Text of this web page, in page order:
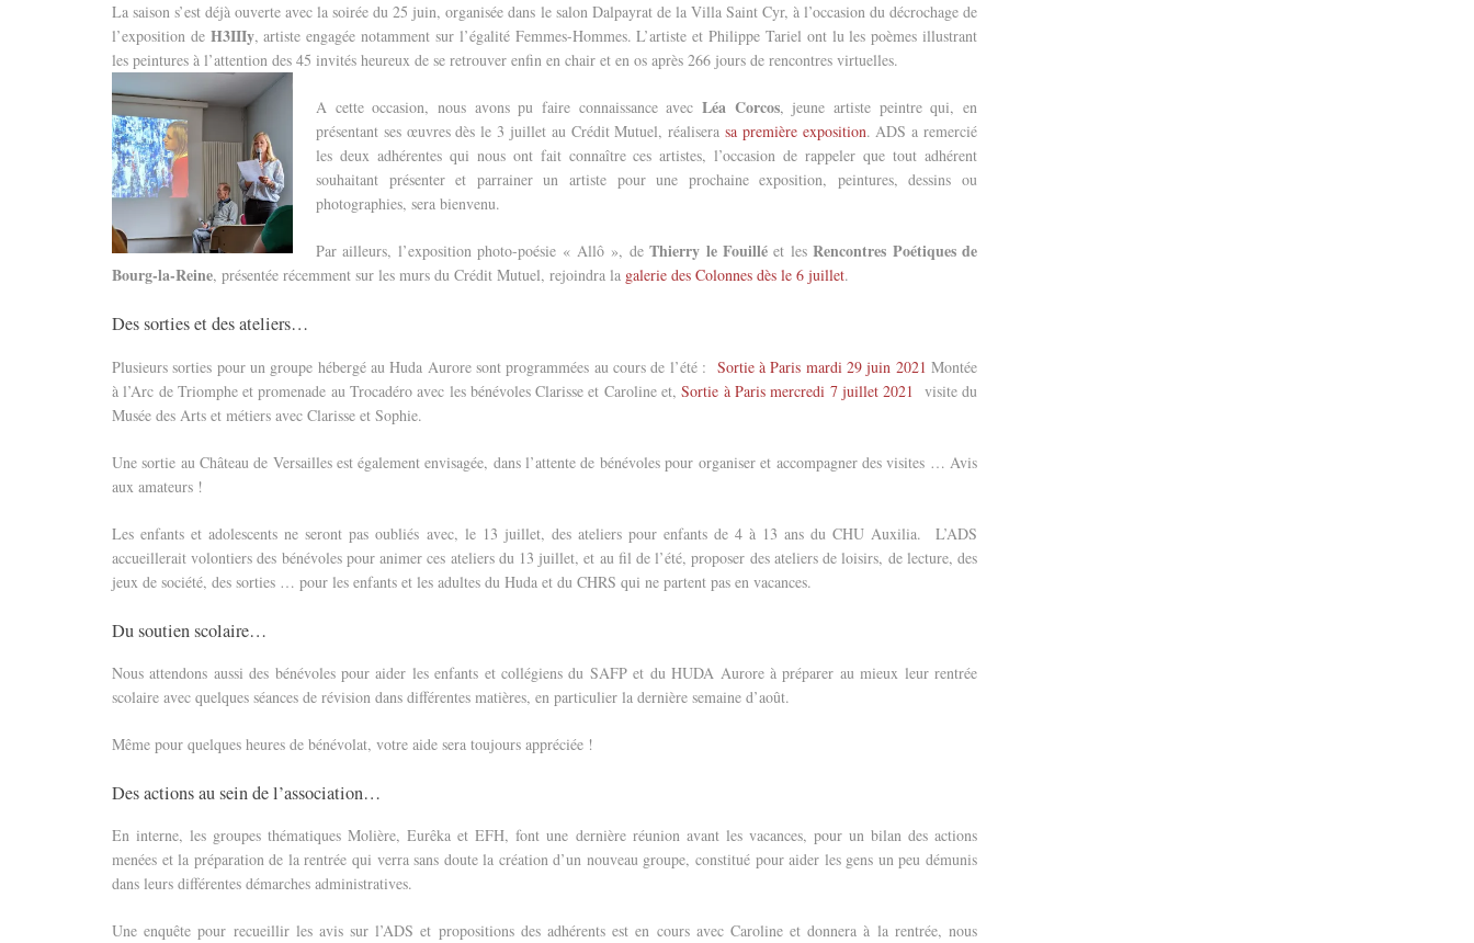
La saison s’est déjà ouverte avec la soirée du 25 juin, organisée dans le salon Dalpayrat de la Villa Saint Cyr, à l’occasion du décrochage de
l’exposition de H3IIIy, artiste engagée notamment sur l’égalité Femmes-Hommes. L’artiste et Philippe Tariel ont lu les poèmes illustrant
les peintures à l’attention des 45 invités heureux de se retrouver enfin en chair et en os après 266 jours de rencontres virtuelles.
A cette occasion, nous avons pu faire connaissance avec Léa Corcos, jeune artiste peintre qui, en
présentant ses œuvres dès le 3 juillet au Crédit Mutuel, réalisera sa première exposition. ADS a remercié
les deux adhérentes qui nous ont fait connaître ces artistes, l’occasion de rappeler que tout adhérent
souhaitant présenter et parrainer un artiste pour une prochaine exposition, peintures, dessins ou
photographies, sera bienvenu.
Par ailleurs, l’exposition photo-poésie « Allô », deThierry le Fouillé et lesRencontres Poétiques de
Bourg-la-Reine, présentée récemment sur les murs du Crédit Mutuel, rejoindra la galerie des Colonnes dès le 6 juillet.
Des sorties et des ateliers…
Plusieurs sorties pour un groupe hébergé au Huda Aurore sont programmées au cours de l’été : Sortie à Paris mardi 29 juin 2021Montée
à l’Arc de Triomphe et promenade au Trocadéro avec les bénévoles Clarisse et Caroline et,Sortie à Paris mercredi 7 juillet 2021
visite du
Musée des Arts et métiers avec Clarisse et Sophie.
Une sortie au Château de Versailles est également envisagée, dans l’attente de bénévoles pour organiser et accompagner des visites … Avis
aux amateurs !
Les enfants et adolescents ne seront pas oubliés avec, le 13 juillet, des ateliers pour enfants de 4 à 13 ans du CHU Auxilia. L’ADS
accueillerait volontiers des bénévoles pour animer ces ateliers du 13 juillet, et au fil de l’été, proposer des ateliers de loisirs, de lecture, des
jeux de société, des sorties … pour les enfants et les adultes du Huda et du CHRS qui ne partent pas en vacances.
Du soutien scolaire…
Nous attendons aussi des bénévoles pour aider les enfants et collégiens du SAFP et du HUDA Aurore à préparer au mieux leur rentrée
scolaire avec quelques séances de révision dans différentes matières, en particulier la dernière semaine d’août.
Même pour quelques heures de bénévolat, votre aide sera toujours appréciée !
Des actions au sein de l’association…
En interne, les groupes thématiques Molière, Eurêka et EFH, font une dernière réunion avant les vacances, pour un bilan des actions
menées et la préparation de la rentrée qui verra sans doute la création d’un nouveau groupe, constitué pour aider les gens un peu démunis
dans leurs différentes démarches administratives.
Une enquête pour recueillir les avis sur l’ADS et propositions des adhérents est en cours avec Caroline et donnera à la rentrée, nous